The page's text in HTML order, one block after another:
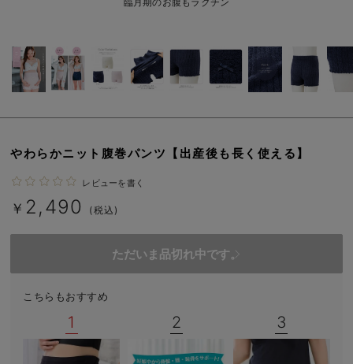
ハレの日に着るANGELIEBEのセレモニー
買って正解！高評価レビューアイテム
親子コーデ｜ママとベビーにおすすめ！
ロンパースはいつからいつまで使う？選ぶポイントも解説！
デロンギ
やわらかニット腹巻パンツ【出産後も長く使える】
レビューを書く
￥ 2,490 (税込)
ただいま品切れ中です。
こちらもおすすめ
1 2 3